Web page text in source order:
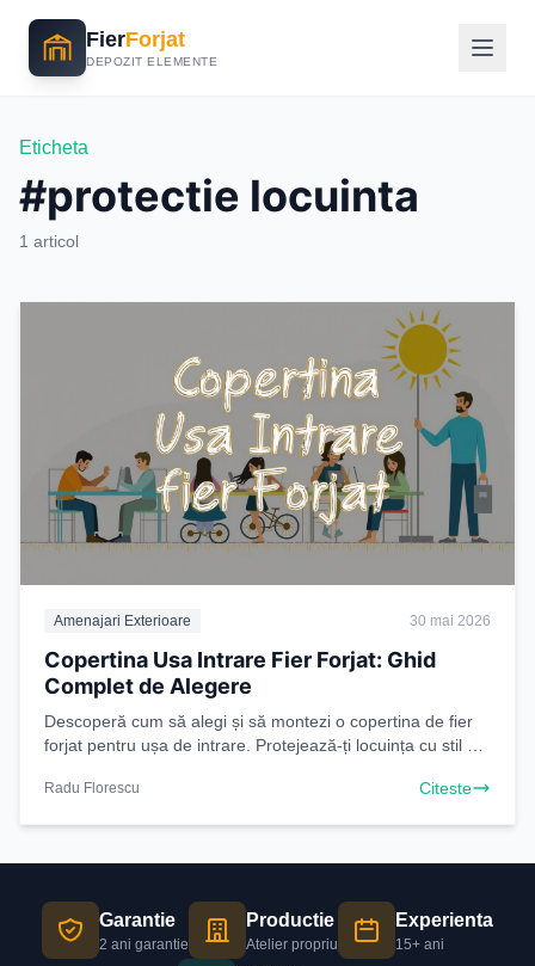
FierForjat
DEPOZIT ELEMENTE
Eticheta
#protectie locuinta
1 articol
Amenajari Exterioare 30 mai 2026
Copertina Usa Intrare Fier Forjat: Ghid
Complet de Alegere
Descoperă cum să alegi și să montezi o copertina de fier
forjat pentru ușa de intrare. Protejează-ți locuința cu stil și
Radu Florescu Citeste
Garantie
2 ani garantie
Productie
Atelier propriu
Experienta
15+ ani